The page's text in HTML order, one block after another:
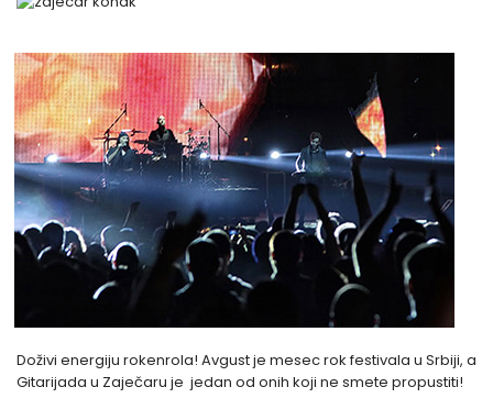
Doživi energiju rokenrola! Avgust je mesec rok festivala u Srbiji, a
Gitarijada u Zaječaru je jedan od onih koji ne smete propustiti!